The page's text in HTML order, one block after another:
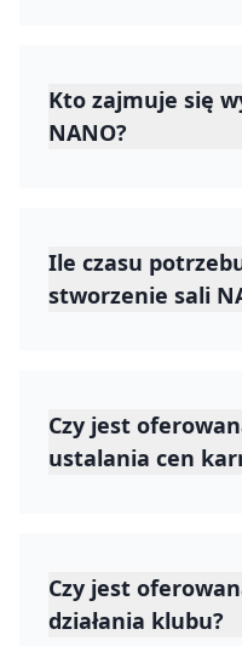
Kto zajmuje się
NANO?
Ile czasu
stworzenie sali
Czy jest
ustalania cen
Czy jest
działania klubu?